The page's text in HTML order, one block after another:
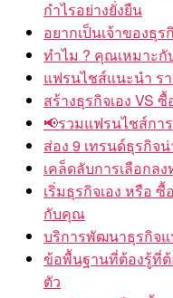
กำไรอย่างยั่งยืน
อยากเป็นเจ้าของธุ
ทำไม ? คุณเหมาะกั
แฟรนไชส์แนะนำ ร
สร้างธุรกิจเอง VS
📢รวมแฟรนไชส์กา
ส่อง 9 เทรนด์ธุรกิจ
เคล็ดลับการเลือกล
เริ่มธุรกิจเอง หรือ
กับคุณ
บริการพัฒนาธุรกิจ
ข้อพื้นฐานที่ต้องรู้ที่
ตัว